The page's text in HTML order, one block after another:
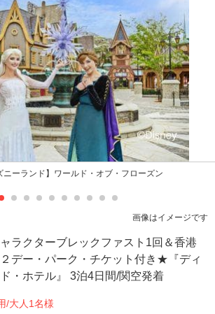
ニーランド】ワールド・オブ・フローズン
画像はイメージです
ラクターブレックファスト1回＆香港
デー・パーク・チケット付き★『ディ
・ホテル』 3泊4日間/関空発着
/大人1名様